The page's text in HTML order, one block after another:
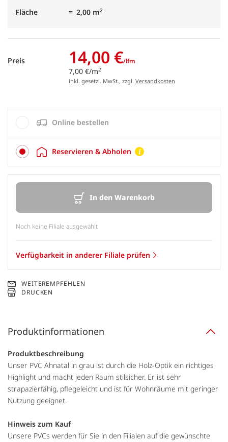
Fläche 2,00 m2
Preis
7,00 €/m2
14,00 €/lfm
inkl. gesetzl. MwSt., zzgl. Versandkosten
Online bestellen
Reservieren & Abholen
In den Warenkorb
Noch keine Filiale ausgewählt
Verfügbarkeit in anderer Filiale prüfen
WEITEREMPFEHLEN
DRUCKEN
Produktinformationen
Produktbeschreibung
Unser PVC Ahnatal in grau ist durch die Holz-Optik ein richtiges
Highlight und macht jeden Raum stilsicher. Er ist sehr
strapazierfähig, pflegeleicht und ist für Wohnräume mit geringer
Nutzung geeignet.
Hinweis zum Kauf
Unsere PVCs werden für Sie in den Filialen auf die gewünschte